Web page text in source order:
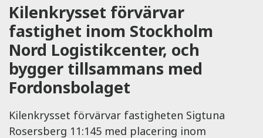
Kilenkrysset förvärvar
fastighet inom Stockholm
Nord Logistikcenter, och
bygger tillsammans med
Fordonsbolaget
Kilenkrysset förvärvar fastigheten Sigtuna
Rosersberg 11:145 med placering inom